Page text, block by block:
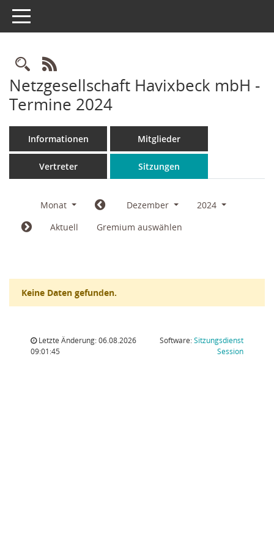
Toggle navigation
Rechercheauswahl
RSS-Feed
Netzgesellschaft Havixbeck mbH -
Termine 2024
Informationen Mitglieder
Vertreter Sitzungen
Monat Dezember
2024
Aktuell
Gremium auswählen
Keine Daten gefunden.
Letzte Änderung: 06.08.2026
09:01:45
Software:Sitzungsdienst
Session(Wird in